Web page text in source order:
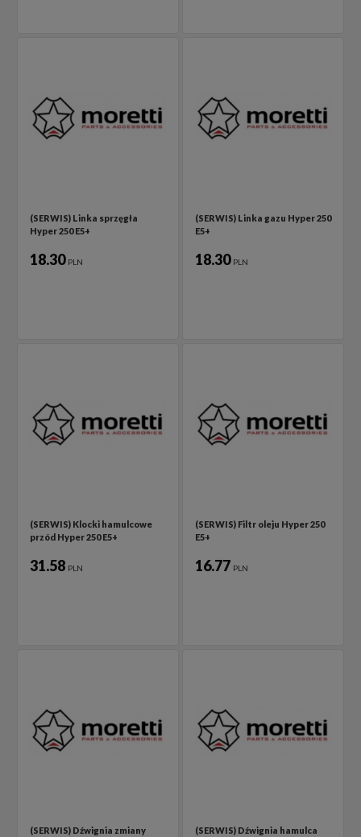
(SERWIS) Linka sprzęgła
Hyper 250 E5+
18.30 PLN
(SERWIS) Linka gazu Hyper 250
E5+
18.30 PLN
(SERWIS) Klocki hamulcowe
przód Hyper 250 E5+
31.58 PLN
(SERWIS) Filtr oleju Hyper 250
E5+
16.77 PLN
(SERWIS) Dźwignia zmiany
(SERWIS) Dźwignia hamulca